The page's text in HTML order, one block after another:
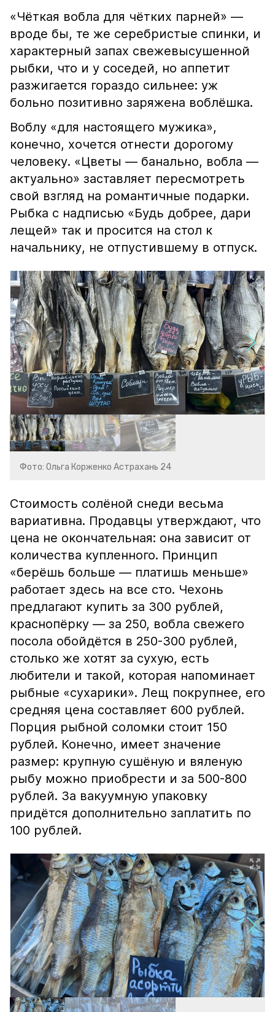
«Чёткая вобла для чётких парней» —
вроде бы, те же серебристые спинки, и
характерный запах свежевысушенной
рыбки, что и у соседей, но аппетит
разжигается гораздо сильнее: уж
больно позитивно заряжена воблёшка.
Воблу «для настоящего мужика»,
конечно, хочется отнести дорогому
человеку. «Цветы — банально, вобла —
актуально» заставляет пересмотреть
свой взгляд на романтичные подарки.
Рыбка с надписью «Будь добрее, дари
лещей» так и просится на стол к
начальнику, не отпустившему в отпуск.
Фото: Ольга Корженко Астрахань 24
Стоимость солёной снеди весьма
вариативна. Продавцы утверждают, что
цена не окончательная: она зависит от
количества купленного. Принцип
«берёшь больше — платишь меньше»
работает здесь на все сто. Чехонь
предлагают купить за 300 рублей,
краснопёрку — за 250, вобла свежего
посола обойдётся в 250-300 рублей,
столько же хотят за сухую, есть
любители и такой, которая напоминает
рыбные «сухарики». Лещ покрупнее, его
средняя цена составляет 600 рублей.
Порция рыбной соломки стоит 150
рублей. Конечно, имеет значение
размер: крупную сушёную и вяленую
рыбу можно приобрести и за 500-800
рублей. За вакуумную упаковку
придётся дополнительно заплатить по
100 рублей.